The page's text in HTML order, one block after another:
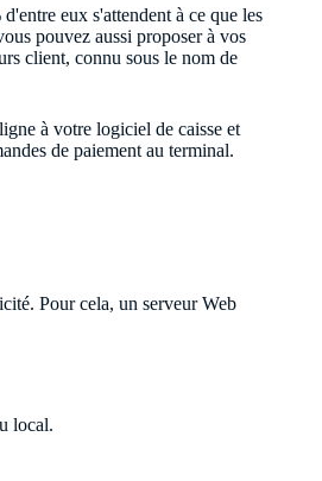
eux s'attendent à ce que les
pouvez aussi proposer à vos
client, connu sous le nom de
à votre logiciel de caisse et
de paiement au terminal.
Pour cela, un serveur Web
local.